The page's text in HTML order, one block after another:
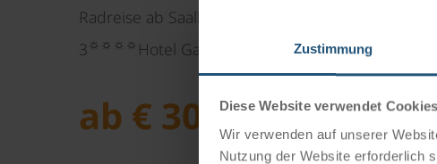
Zustimmung
Diese Website verwendet Cookies
Wir verwenden auf unserer
Nutzung der Website erforderlich
Radreise ab Saalbach-Hinterglemm in den
3☼☼☼☼ Hotel Gamshag aus - 4 x Übernachtung
ab € 308,-